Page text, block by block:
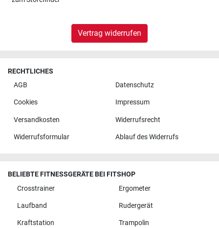
Vertrag widerrufen
RECHTLICHES
AGB
Datenschutz
Cookies Impressum
Versandkosten Widerrufsrecht
Widerrufsformular Ablauf des Widerrufs
BELIEBTE FITNESSGERÄTE BEI FITSHOP
Crosstrainer
Ergometer
Laufband Rudergerät
Kraftstation Trampolin